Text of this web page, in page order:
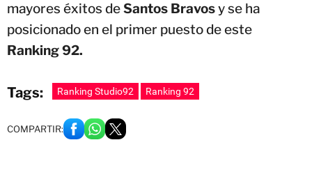
mayores éxitos deSantos Bravosy se ha
posicionado en el primer puesto de este
Ranking 92.
Tags: Ranking Studio92 Ranking 92
COMPARTIR: